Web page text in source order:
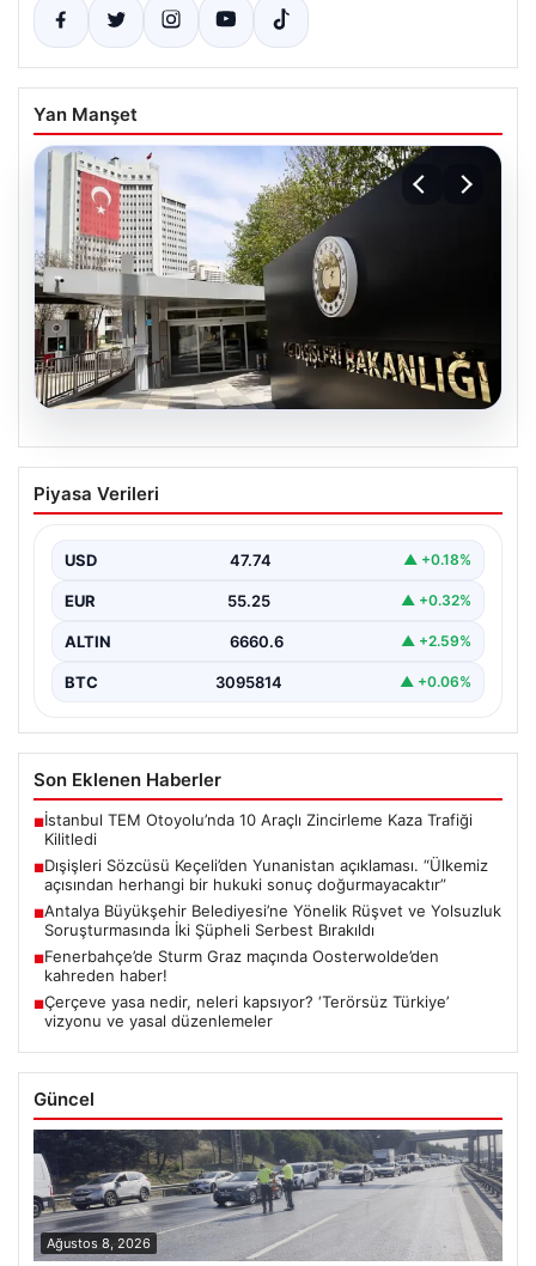
Yan Manşet
Dışişleri Sözcüsü Keçeli’den
Yunanistan açıklaması. “Ülkemiz
doğurmayacaktır”
Piyasa Verileri
USD 47.74 ▲ +0.18%
EUR 55.25 ▲ +0.32%
ALTIN 6660.6 ▲ +2.59%
BTC 3095814 ▲ +0.06%
Son Eklenen Haberler
■İstanbul TEM Otoyolu’nda 10 Araçlı Zincirleme Kaza Trafiği
Kilitledi
■Dışişleri Sözcüsü Keçeli’den Yunanistan açıklaması. “Ülkemiz
açısından herhangi bir hukuki sonuç doğurmayacaktır”
■Antalya Büyükşehir Belediyesi’ne Yönelik Rüşvet ve Yolsuzluk
Soruşturmasında İki Şüpheli Serbest Bırakıldı
■Fenerbahçe’de Sturm Graz maçında Oosterwolde’den
kahreden haber!
■Çerçeve yasa nedir, neleri kapsıyor? ‘Terörsüz Türkiye’
vizyonu ve yasal düzenlemeler
Güncel
Ağustos 8, 2026